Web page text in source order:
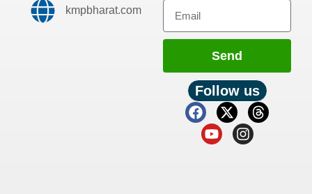
kmpbharat.com
Send
Follow us